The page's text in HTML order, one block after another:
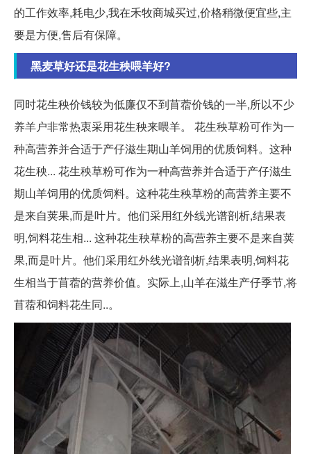
的工作效率,耗电少,我在禾牧商城买过,价格稍微便宜些,主
要是方便,售后有保障。
黑麦草好还是花生秧喂羊好?
同时花生秧价钱较为低廉仅不到苜蓿价钱的一半,所以不少
养羊户非常热衷采用花生秧来喂羊。 花生秧草粉可作为一
种高营养并合适于产仔滋生期山羊饲用的优质饲料。这种
花生秧... 花生秧草粉可作为一种高营养并合适于产仔滋生
期山羊饲用的优质饲料。这种花生秧草粉的高营养主要不
是来自荚果,而是叶片。他们采用红外线光谱剖析,结果表
明,饲料花生相... 这种花生秧草粉的高营养主要不是来自荚
果,而是叶片。他们采用红外线光谱剖析,结果表明,饲料花
生相当于苜蓿的营养价值。实际上,山羊在滋生产仔季节,将
苜蓿和饲料花生同..。